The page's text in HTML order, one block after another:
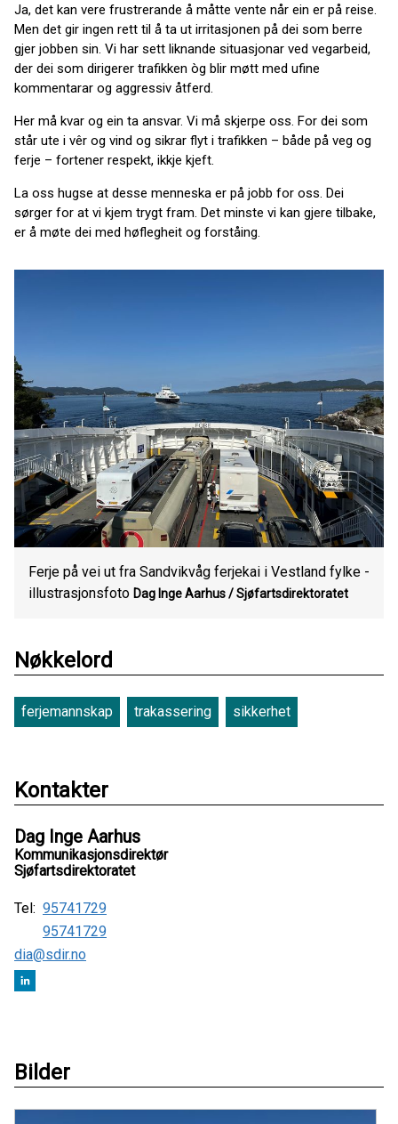
Ja, det kan vere frustrerande å måtte vente når ein er på reise.
Men det gir ingen rett til å ta ut irritasjonen på dei som berre
gjer jobben sin. Vi har sett liknande situasjonar ved vegarbeid,
der dei som dirigerer trafikken òg blir møtt med ufine
kommentarar og aggressiv åtferd.
Her må kvar og ein ta ansvar. Vi må skjerpe oss. For dei som
står ute i vêr og vind og sikrar flyt i trafikken – både på veg og
ferje – fortener respekt, ikkje kjeft.
La oss hugse at desse menneska er på jobb for oss. Dei
sørger for at vi kjem trygt fram. Det minste vi kan gjere tilbake,
er å møte dei med høflegheit og forståing.
Ferje på vei ut fra Sandvikvåg ferjekai i Vestland fylke -
illustrasjonsfoto Dag Inge Aarhus / Sjøfartsdirektoratet
Nøkkelord
ferjemannskap trakassering sikkerhet
Kontakter
Dag Inge Aarhus
Kommunikasjonsdirektør
Sjøfartsdirektoratet
Tel: 95741729
95741729
dia@sdir.no
Bilder